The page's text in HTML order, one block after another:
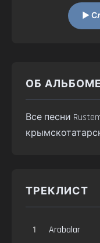
▶
ОБ АЛЬБОМЕ
Все песни
ТРЕКЛИСТ
1 Arabalar